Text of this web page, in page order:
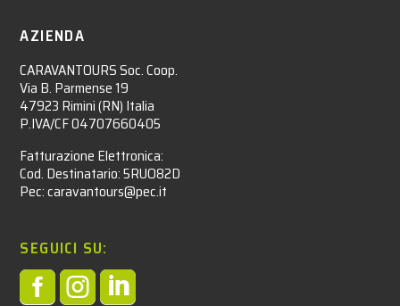
AZIENDA
CARAVANTOURS Soc. Coop.
Via B. Parmense 19
47923 Rimini (RN) Italia
P.IVA/CF 04707660405
Fatturazione Elettronica:
Cod. Destinatario: 5RUO82D
Pec: caravantours@pec.it
SEGUICI SU:
